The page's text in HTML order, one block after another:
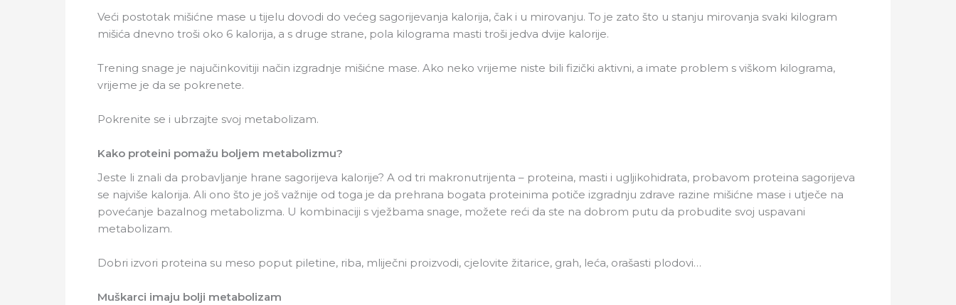
Veći postotak mišićne mase u tijelu dovodi do većeg sagorijevanja kalorija, čak i u mirovanju. To je zato što u stanju mirovanja svaki kilogram
mišića dnevno troši oko 6 kalorija, a s druge strane, pola kilograma masti troši jedva dvije kalorije.
Trening snage je najučinkovitiji način izgradnje mišićne mase. Ako neko vrijeme niste bili fizički aktivni, a imate problem s viškom kilograma,
vrijeme je da se pokrenete.
Pokrenite se i ubrzajte svoj metabolizam.
Kako proteini pomažu boljem metabolizmu?
Jeste li znali da probavljanje hrane sagorijeva kalorije? A od tri makronutrijenta – proteina, masti i ugljikohidrata, probavom proteina sagorijeva
se najviše kalorija. Ali ono što je još važnije od toga je da prehrana bogata proteinima potiče izgradnju zdrave razine mišićne mase i utječe na
povećanje bazalnog metabolizma. U kombinaciji s vježbama snage, možete reći da ste na dobrom putu da probudite svoj uspavani
metabolizam.
Dobri izvori proteina su meso poput piletine, riba, mliječni proizvodi, cjelovite žitarice, grah, leća, orašasti plodovi…
Muškarci imaju bolji metabolizam